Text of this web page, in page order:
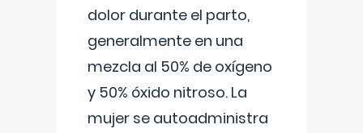
dolor durante el parto,
generalmente en una
mezcla al 50% de oxígeno
y 50% óxido nitroso. La
mujer se autoadministra